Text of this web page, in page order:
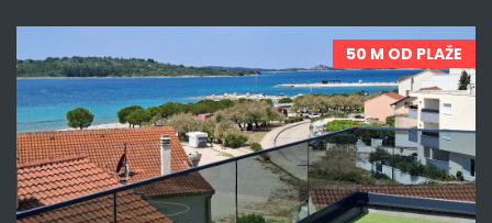
50 M OD PLAŽE